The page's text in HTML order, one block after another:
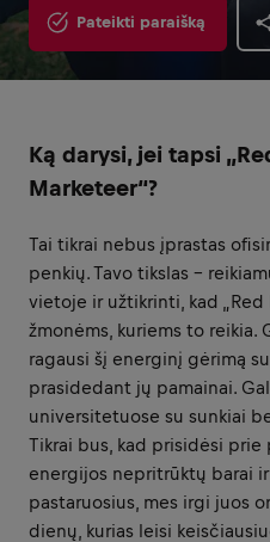
Pateikti paraišką
Ką darysi, jei tapsi
Marketeer“?
Tai tikrai nebus įprastas
penkių. Tavo tikslas –
vietoje ir užtikrinti, kad
žmonėms, kuriems to reikia.
ragausi šį energinį gėrimą
prasidedant jų pamainai.
universitetuose su sunkiai
Tikrai bus, kad prisidėsi
energijos nepritrūktų barai
pastaruosius, mes irgi juos
dienų, kurias leisi